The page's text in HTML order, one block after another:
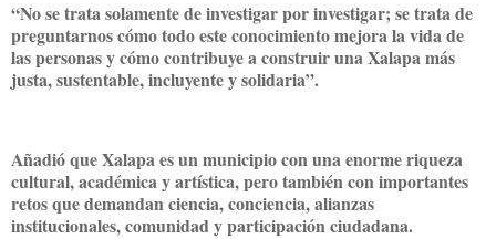
“No se trata solamente de investigar por investigar; se trata de
preguntarnos cómo todo este conocimiento mejora la vida de
las personas y cómo contribuye a construir una Xalapa más
justa, sustentable, incluyente y solidaria”.
Añadió que Xalapa es un municipio con una enorme riqueza
cultural, académica y artística, pero también con importantes
retos que demandan ciencia, conciencia, alianzas
institucionales, comunidad y participación ciudadana.